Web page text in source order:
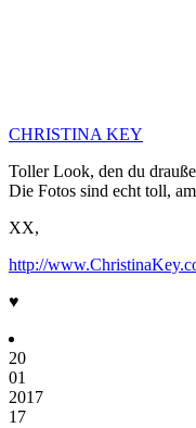
CHRISTINA KEY
Toller Look, den du
Die Fotos sind echt toll,
XX,
http://
♥
20
01
2017
17